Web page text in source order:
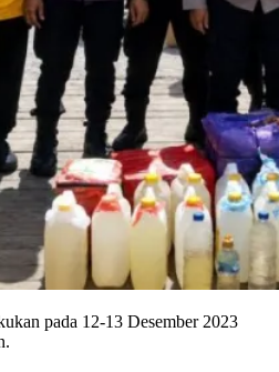
pada 12-13 Desember 2023